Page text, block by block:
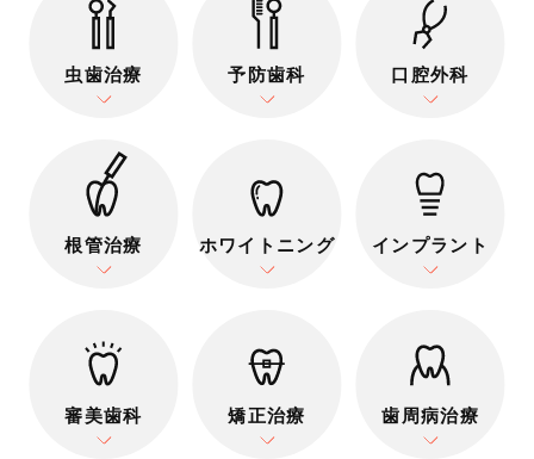
虫歯治療 予防歯科 口腔外科
根管治療 ホワイトニング インプラント
審美歯科 矯正治療 歯周病治療